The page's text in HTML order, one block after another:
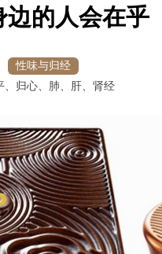
边的人会在乎
性味与归经
、归心、肺、肝、肾经